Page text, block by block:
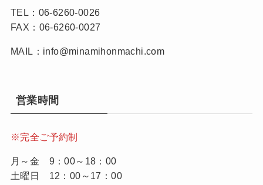
TEL：06-6260-0026
FAX：06-6260-0027
MAIL：info@minamihonmachi.com
営業時間
※完全ご予約制
月～金 9：00～18：00
土曜日 12：00～17：00